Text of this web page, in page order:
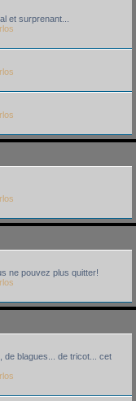
et surprenant...
ne pouvez plus quitter!
de blagues... de tricot... cet